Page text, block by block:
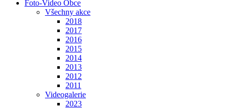
Foto-Video Obce
Všechny akce
2018
2017
2016
2015
2014
2013
2012
2011
Videogalerie
2023